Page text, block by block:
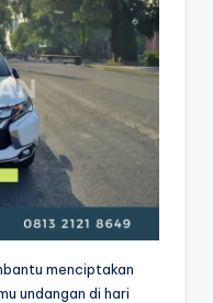
menciptakan
undangan di hari